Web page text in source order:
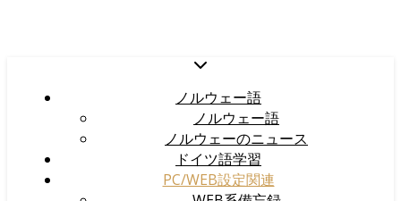
ノルウェー語
ノルウェー語
ノルウェーのニュース
ドイツ語学習
PC/WEB設定関連